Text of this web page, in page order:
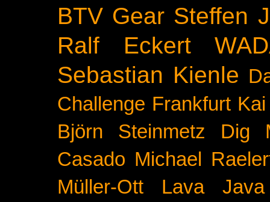
BTV Gear Steffen
Ralf Eckert
Sebastian Kienle
Challenge Frankfurt
Björn Steinmetz
Dig
Casado Michael
Müller-Ott
Lava Java